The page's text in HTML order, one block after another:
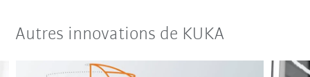
Autres innovations de KUKA